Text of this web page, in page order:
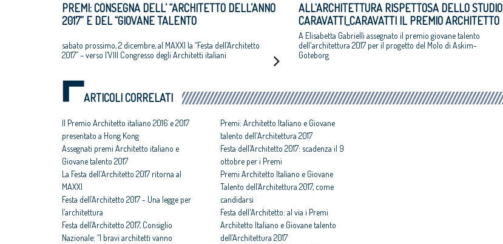
PREMI: CONSEGNA DELL’ “ARCHITETTO DELL’ANNO
2017” E DEL “GIOVANE TALENTO
sabato prossimo, 2 dicembre, al MAXXI la “Festa dell’Architetto
2017” – verso l’VIII Congresso degli Architetti italiani
ALL'ARCHITETTURA RISPETTOSA DELLO STUDIO
CARAVATTI_CARAVATTI IL PREMIO ARCHITETTO
ITALIANO
A Elisabetta Gabrielli assegnato il premio giovane talento
dell'architettura 2017 per il progetto del Molo di Askim-
Goteborg
ARTICOLI CORRELATI
Il Premio Architetto italiano 2016 e 2017
presentato a Hong Kong
Assegnati premi Architetto italiano e
Giovane talento 2017
La Festa dell'Architetto 2017 ritorna al
MAXXI
Festa dell’Architetto 2017 - Una legge per
l’architettura
Festa dell’Architetto 2017, Consiglio
Nazionale: “I bravi architetti vanno
Premi: Architetto Italiano e Giovane
talento dell'Architettura 2017
Festa dell’Architetto 2017: scadenza il 9
ottobre per i Premi
Premi Architetto Italiano e Giovane
Talento dell’Architettura 2017, come
candidarsi
Festa dell'Architetto: al via i Premi
Architetto Italiano e Giovane talento
dell’Architettura 2017